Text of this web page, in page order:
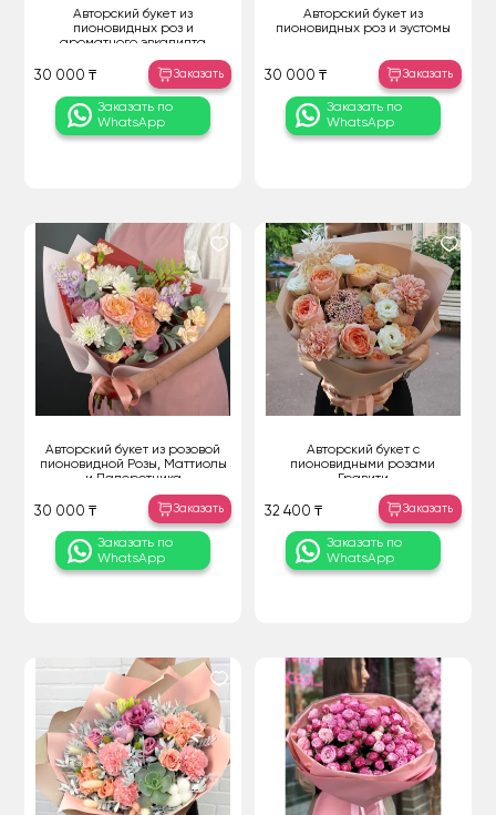
Авторский букет из
пионовидных роз и
ароматного эвкалипта
30 000 ₸ Заказать
Заказать по
WhatsApp
Авторский букет из
пионовидных роз и эустомы
30 000 ₸ Заказать
Заказать по
WhatsApp
Авторский букет из розовой
пионовидной Розы, Маттиолы
и Папоротника
30 000 ₸ Заказать
Заказать по
WhatsApp
Авторский букет с
пионовидными розами
Гравити
32 400 ₸ Заказать
Заказать по
WhatsApp